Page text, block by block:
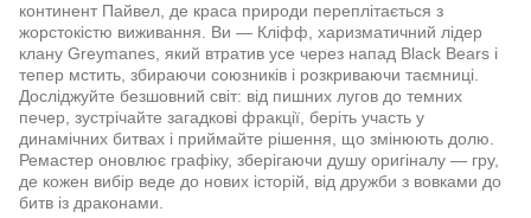
континент Пайвел, де краса природи переплітається з
жорстокістю виживання. Ви — Кліфф, харизматичний лідер
клану Greymanes, який втратив усе через напад Black Bears і
тепер мстить, збираючи союзників і розкриваючи таємниці.
Досліджуйте безшовний світ: від пишних лугов до темних
печер, зустрічайте загадкові фракції, беріть участь у
динамічних битвах і приймайте рішення, що змінюють долю.
Ремастер оновлює графіку, зберігаючи душу оригіналу — гру,
де кожен вибір веде до нових історій, від дружби з вовками до
битв із драконами.